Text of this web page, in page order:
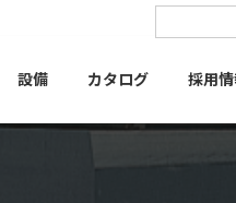
設備 カタログ 採用情